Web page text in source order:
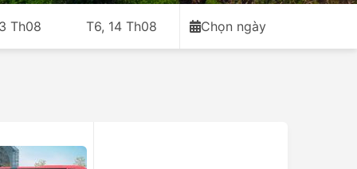
Th08 T6, 14 Th08 Chọn ngày